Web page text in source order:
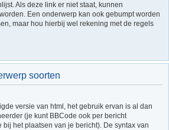
Als deze link er niet staat, kunnen
Een onderwerp kan ook gebumpt worden
maar hou hierbij wel rekening met de regels
soorten
versie van html, het gebruik ervan is al dan
(je kunt BBCode ook per bericht
het plaatsen van je bericht). De syntax van